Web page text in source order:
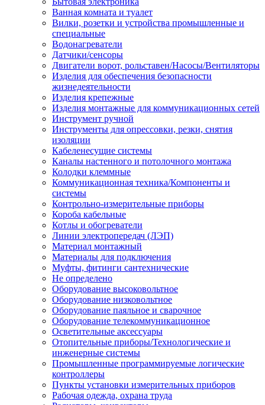
Ванная комната и туалет
Вилки, розетки и устройства промышленные и
специальные
Водонагреватели
Датчики/сенсоры
Двигатели ворот, рольставен/Насосы/Вентиляторы
Изделия для обеспечения безопасности
жизнедеятельности
Изделия крепежные
Изделия монтажные для коммуникационных сетей
Инструмент ручной
Инструменты для опрессовки, резки, снятия
изоляции
Кабеленесущие системы
Каналы настенного и потолочного монтажа
Колодки клеммные
Коммуникационная техника/Компоненты и
системы
Контрольно-измерительные приборы
Короба кабельные
Котлы и обогреватели
Линии электропередач (ЛЭП)
Материал монтажный
Материалы для подключения
Муфты, фитинги сантехнические
Не определено
Оборудование высоковольтное
Оборудование низковольтное
Оборудование паяльное и сварочное
Оборудование телекоммуникационное
Осветительные аксессуары
Отопительные приборы/Технологические и
инженерные системы
Промышленные программируемые логические
контроллеры
Пункты установки измерительных приборов
Рабочая одежда, охрана труда